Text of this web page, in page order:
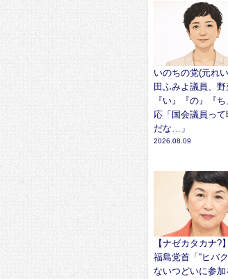
いのちの党(元れ
田ふみよ議員、野
『い』『の』『
応「国会議員って
だな…」
2026.08.09
【ナゼカタカナ?
福島党首「“ヒバ
ないつどいに参加